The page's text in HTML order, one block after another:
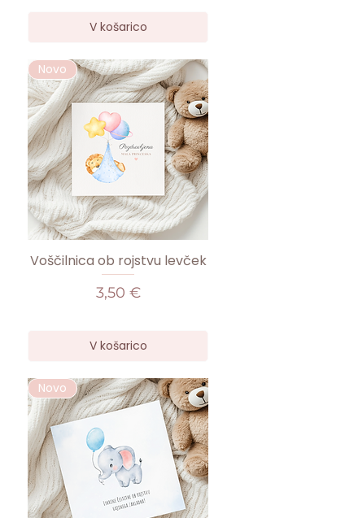
V košarico
Novo
Voščilnica ob rojstvu levček
Cena
3,50 €
V košarico
Novo